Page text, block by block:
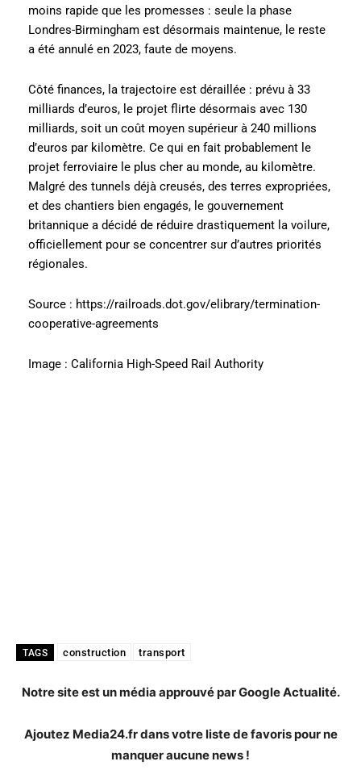
moins rapide que les promesses : seule la phase
Londres-Birmingham est désormais maintenue, le reste
a été annulé en 2023, faute de moyens.
Côté finances, la trajectoire est déraillée : prévu à 33
milliards d’euros, le projet flirte désormais avec 130
milliards, soit un coût moyen supérieur à 240 millions
d’euros par kilomètre. Ce qui en fait probablement le
projet ferroviaire le plus cher au monde, au kilomètre.
Malgré des tunnels déjà creusés, des terres expropriées,
et des chantiers bien engagés, le gouvernement
britannique a décidé de réduire drastiquement la voilure,
officiellement pour se concentrer sur d’autres priorités
régionales.
Source : https://railroads.dot.gov/elibrary/termination-
cooperative-agreements
Image : California High-Speed Rail Authority
TAGS construction transport
Notre site est un média approuvé par Google Actualité.
Ajoutez Media24.fr dans votre liste de favoris pour ne
manquer aucune news !